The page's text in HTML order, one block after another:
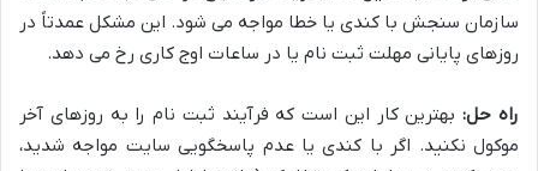
سازمان سنجش با کندی یا خطا مواجه می شود. این مشکل عمدتاً در
روزهای پایانی مهلت ثبت نام یا در ساعات اوج کاری رخ می دهد.
راه حل:بهترین کار این است که فرآیند ثبت نام را به روزهای آخر
موکول نکنید. اگر با کندی یا عدم پاسخگویی سایت مواجه شدید،